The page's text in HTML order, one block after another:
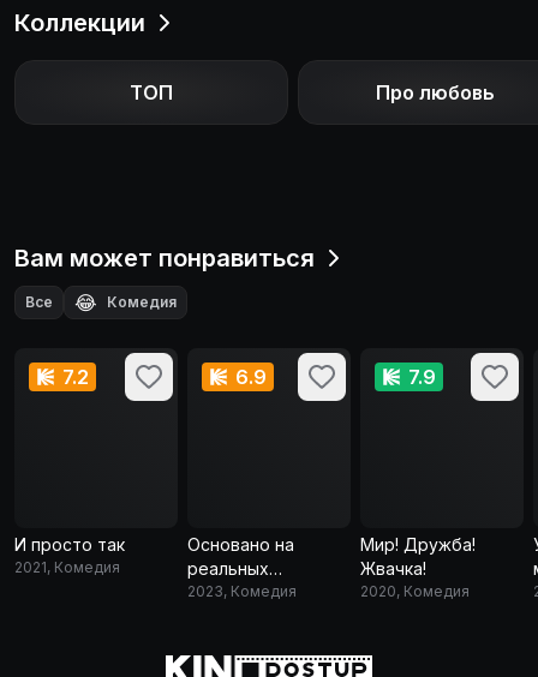
Коллекции
ТОП Про любовь
Вам может понравиться
Все 😂 Комедия
7.2
И просто так
2021, Комедия
6.9
Основано на
реальных
событиях
2023, Комедия
7.9
Мир! Дружба!
Жвачка!
2020, Комедия